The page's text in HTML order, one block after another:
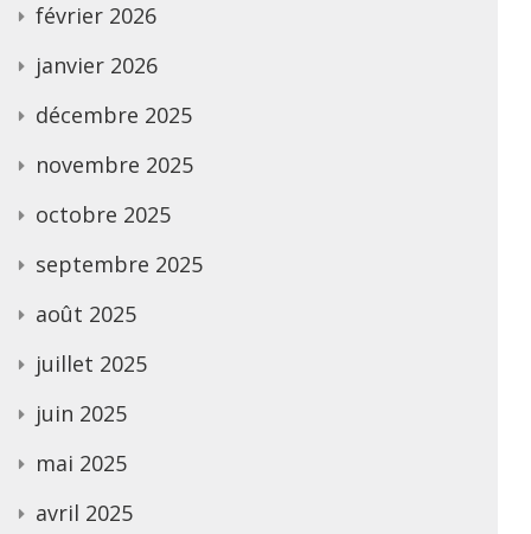
février 2026
janvier 2026
décembre 2025
novembre 2025
octobre 2025
septembre 2025
août 2025
juillet 2025
juin 2025
mai 2025
avril 2025